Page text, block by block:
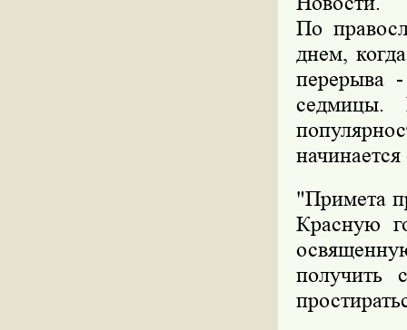
По
днем,
перерыва
седмицы.
"Примета
Красную
получить